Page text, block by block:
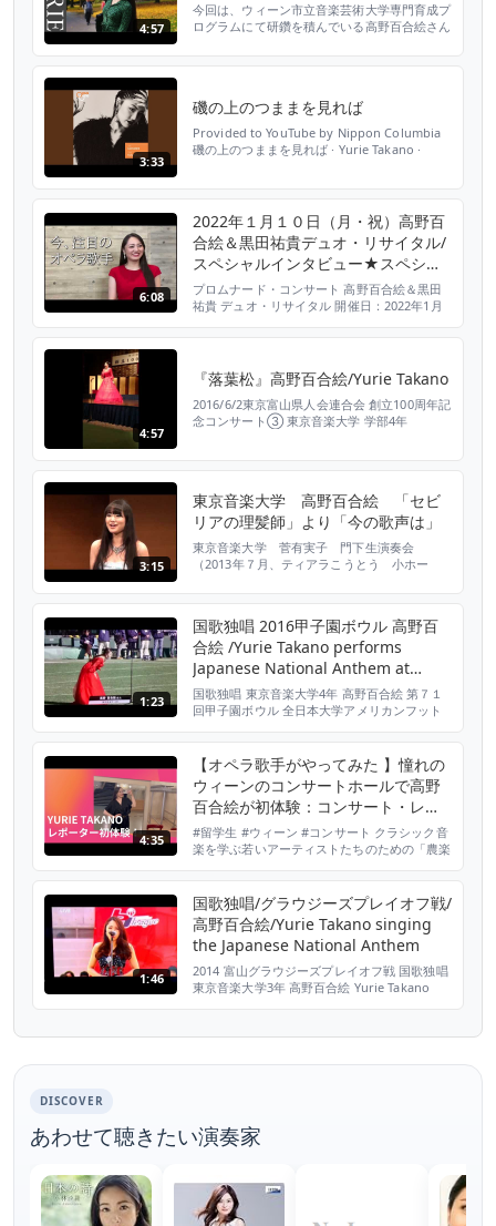
4:57
今回は、ウィーン市立音楽芸術大学専門育成プ
ログラムにて研鑽を積んでいる高野百合絵さん
の味覚、”鹿のグラーシュ” ・”野生豚肉のウィ
ーン風ローストポーク”をいただきなが...
3:33
磯の上のつままを見れば
Provided to YouTube by Nippon Columbia
磯の上のつままを見れば · Yurie Takano ·
6:08
2022年１月１０日（月・祝）高野百
合絵＆黒田祐貴デュオ・リサイタル/
スペシャルインタビュー★スペシャ
ル・トーク・ゲスト佐渡裕芸術監督
コメントも★今注目のオペラ歌手、
プロムナード・コンサート 高野百合絵＆黒田
祐貴 デュオ・リサイタル 開催日：2022年1月
切 チケット、公演ホームページはコチラ↓
https://www1.gcenter-hyogo.jp/contents...
4:57
『落葉松』高野百合絵/Yurie Takano
2016/6/2東京富山県人会連合会 創立100周年記
念コンサート③ 東京音楽大学 学部4年
3:15
東京音楽大学 高野百合絵 「セビ
リアの理髪師」より「今の歌声は」
東京音楽大学 菅有実子 門下生演奏会
（2013年７月、ティアラこうとう 小ホー
抜高校野球大会の開会式で国歌を独唱していま
す。
1:23
国歌独唱 2016甲子園ボウル 高野百
合絵 /Yurie Takano performs
Japanese National Anthem at
Koushien Stadium .
国歌独唱 東京音楽大学4年 高野百合絵 第７１
回甲子園ボウル 全日本大学アメリカンフット
4:35
【オペラ歌手がやってみた 】憧れの
ウィーンのコンサートホールで高野
百合絵が初体験：コンサート・レポ
タージュ A concert reportage by
soprano, Yurie Takano
#留学生 #ウィーン #コンサート クラシック音
楽を学ぶ若いアーティストたちのための「農楽
ン兼レポーターとしての初体験です。 撮影場
所：ウィーン・コンツェルトハウス/シューベ
ルト・ザール 公演：墺日協会主催定期コンサ
ート「友情コンサート」 この公演は、コロナ
渦の影響によ...
1:46
国歌独唱/グラウジーズプレイオフ戦/
高野百合絵/Yurie Takano singing
the Japanese National Anthem
2014 富山グラウジーズプレイオフ戦 国歌独唱
東京音楽大学3年 高野百合絵 Yurie Takano
DISCOVER
あわせて聴きたい演奏家